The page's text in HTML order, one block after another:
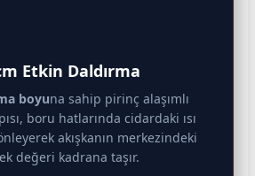
Etkin Daldırma
boyuna sahip pirinç alaşımlı
boru hatlarında cidardaki ısı
akışkanın merkezindeki
değeri kadrana taşır.